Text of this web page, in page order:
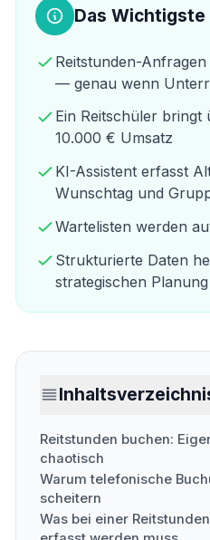
Das Wichtigste
Reitstunden-
— genau wenn
Ein Reitschüler
10.000 € Umsatz
KI-Assistent erfasst
Wunschtag und
Wartelisten werden
Strukturierte Daten
strategischen Planung
Reitstunden buchen:
chaotisch
Warum telefonische
scheitern
Was bei einer